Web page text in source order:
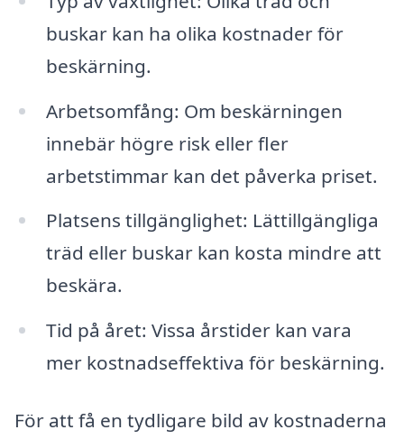
buskar kan ha olika kostnader för
beskärning.
Arbetsomfång: Om beskärningen
innebär högre risk eller fler
arbetstimmar kan det påverka priset.
Platsens tillgänglighet: Lättillgängliga
träd eller buskar kan kosta mindre att
beskära.
Tid på året: Vissa årstider kan vara
mer kostnadseffektiva för beskärning.
För att få en tydligare bild av kostnaderna